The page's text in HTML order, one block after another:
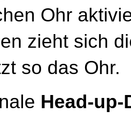
Ohr
zieht sich
so das Ohr.
Head-